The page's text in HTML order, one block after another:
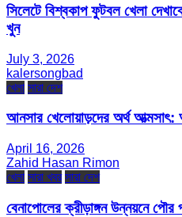
সিলেটে বিশ্বকাপ ফুটবল খেলা
খুন
July 3, 2026
kalersongbad
খেলা সারা দেশ
আনসার খেলোয়াড়দের অর্থ আত্মসাৎ:
April 16, 2026
Zahid Hasan Rimon
খেলা সারা খবর সারা দেশ
বেনাপোলের ক্রীড়াঙ্গন উন্নয়নে